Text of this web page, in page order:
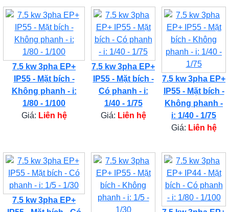
7.5 kw 3pha EP+
IP55 - Mặt bích -
Không phanh - i:
1/80 - 1/100
Giá: Liên hệ
7.5 kw 3pha EP+
IP55 - Mặt bích -
Có phanh - i:
1/40 - 1/75
Giá: Liên hệ
7.5 kw 3pha EP+
IP55 - Mặt bích -
Không phanh -
i: 1/40 - 1/75
Giá: Liên hệ
7.5 kw 3pha EP+